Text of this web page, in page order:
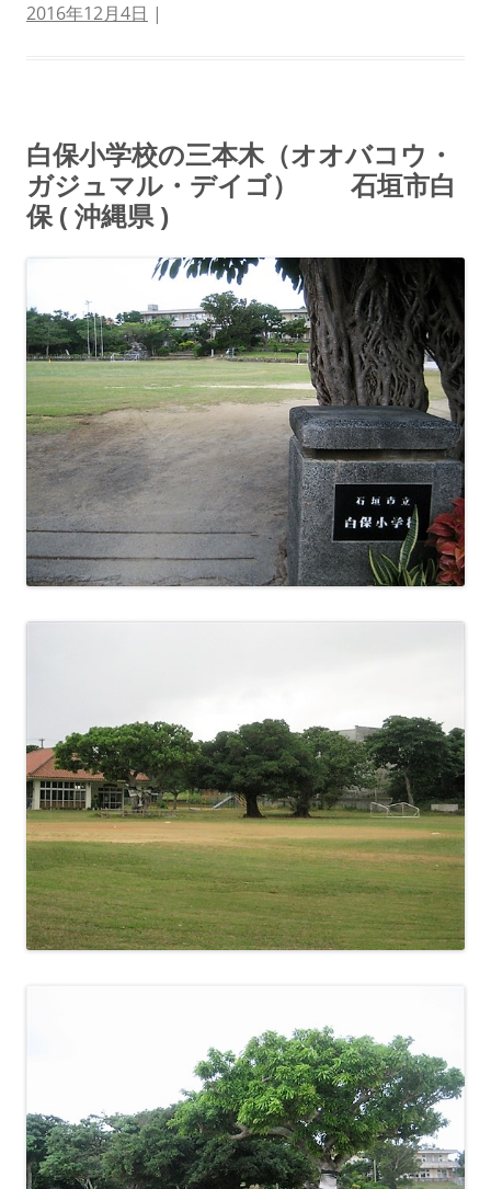
2016年12月4日 |
白保小学校の三本木（オオバコウ・
ガジュマル・デイゴ） 石垣市白
保 ( 沖縄県 )